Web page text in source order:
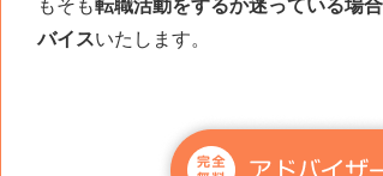
もそも転職活動をするか迷っている場
バイスいたします。